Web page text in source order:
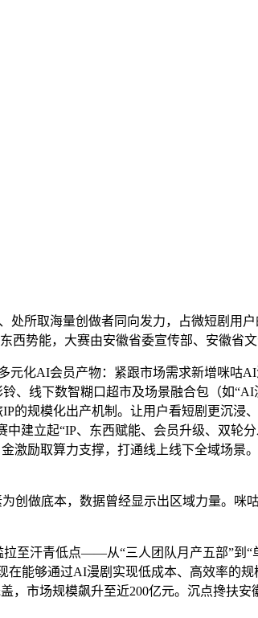
所取海量创做者同向发力，占微短剧用
西势能，大赛由安徽省委宣传部、安徽省文
化AI会员产物：紧跟市场需求新增咪咕
、线下数智糊口超市及场景融合包（如
规模化出产机制。让用户看短剧更沉浸
建立起“IP、东西赋能、会员升级、双轮
激励取算力支撑，打通线上线下全域场景
做底本，数据曾经显示出区域力量。咪
汗青低点——从“三人团队月产五部”到“
能够通过AI漫剧实现低成本、高效率的
，市场规模飙升至近200亿元。沉点搀扶